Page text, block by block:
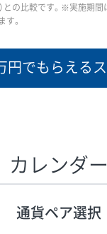
との比較です。※実施期
す。
円でもらえる
1万通貨
昇順 降順
カレンダー
通貨ペア選択